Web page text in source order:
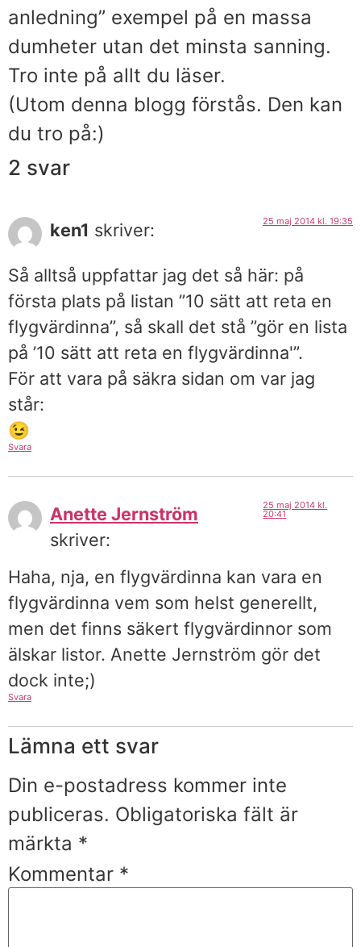
anledning” exempel på en massa
dumheter utan det minsta sanning.
Tro inte på allt du läser.
(Utom denna blogg förstås. Den kan
du tro på:)
2 svar
ken1 skriver: 25 maj 2014 kl. 19:35
Så alltså uppfattar jag det så här: på
första plats på listan ”10 sätt att reta en
flygvärdinna”, så skall det stå ”gör en lista
på ’10 sätt att reta en flygvärdinna'”.
För att vara på säkra sidan om var jag
står:
😉
Svara
Anette Jernström
skriver:
25 maj 2014 kl.
20:41
Haha, nja, en flygvärdinna kan vara en
flygvärdinna vem som helst generellt,
men det finns säkert flygvärdinnor som
älskar listor. Anette Jernström gör det
dock inte;)
Svara
Lämna ett svar
Din e-postadress kommer inte
publiceras. Obligatoriska fält är
märkta *
Kommentar *